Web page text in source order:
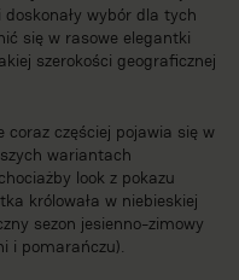
wybór dla tych
się w rasowe elegantki
szerokości geograficznej
coraz częściej pojawia się w
wariantach
look z pokazu
królowała w niebieskiej
sezon jesienno-zimowy
i pomarańczu).